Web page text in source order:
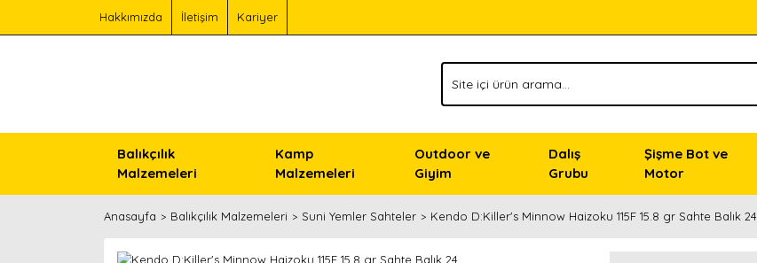
Hakkımızda İletişim Kariyer
Balıkçılık
Malzemeleri
Kamp
Malzemeleri
Outdoor ve
Giyim
Dalış
Grubu
Şişme Bot ve
Motor
Anasayfa Balıkçılık Malzemeleri Suni Yemler Sahteler Kendo D:Killer's Minnow Haizoku 115F 15.8 gr Sahte Balık 24